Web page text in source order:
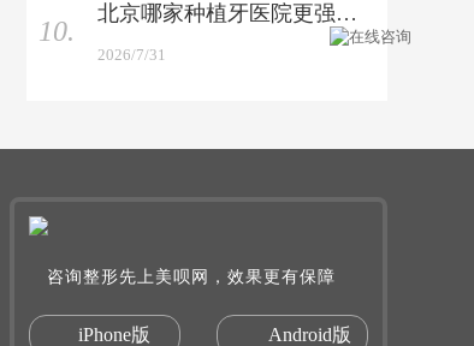
10.
北京哪家种植牙医院更强 —— 技术与性价比双重实测
2026/7/31
咨询整形先上美呗网，效果更有保障
iPhone版 Android版